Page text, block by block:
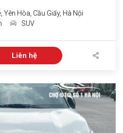
Yên Hòa, Cầu Giấy, Hà Nội
SUV
Liên hệ